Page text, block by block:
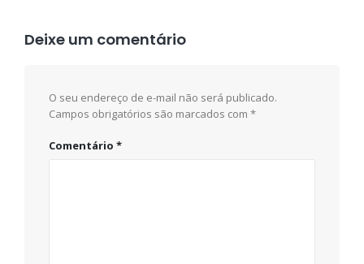
Deixe um comentário
O seu endereço de e-mail não será publicado.
Campos obrigatórios são marcados com *
Comentário *